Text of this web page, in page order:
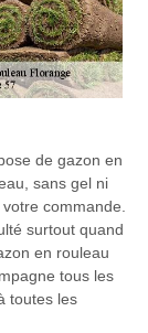
de gazon en
sans gel ni
commande.
surtout quand
en rouleau
tous les
toutes les